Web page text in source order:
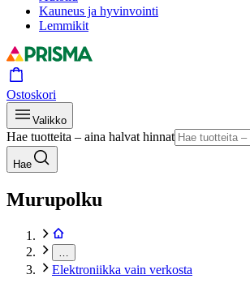
Kauneus ja hyvinvointi
Lemmikit
Ostoskori
Valikko
Hae tuotteita – aina halvat hinnat
Hae
Murupolku
Elektroniikka vain verkosta